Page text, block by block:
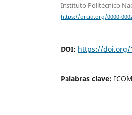
Instituto Politécnico
https://orcid.org/0000-
DOI: https://doi.org/
Palabras clave: